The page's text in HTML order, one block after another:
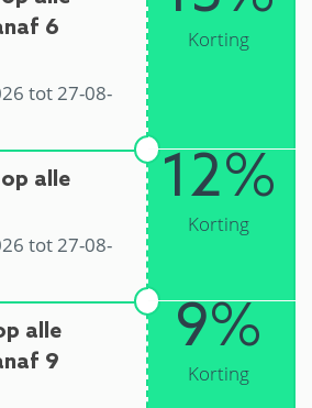
6
tot 27-08-
Korting
alle
tot 27-08-
12%
Korting
alle
9
9%
Korting